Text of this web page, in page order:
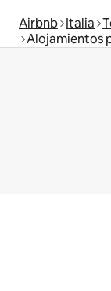
Airbnb Italia
Alojamientos